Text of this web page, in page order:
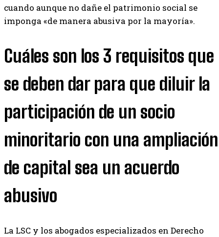
cuando aunque no dañe el patrimonio social se
imponga «de manera abusiva por la mayoría».
Cuáles son los 3 requisitos que
se deben dar para que diluir la
participación de un socio
minoritario con una ampliación
de capital sea un acuerdo
abusivo
La LSC y los abogados especializados en Derecho